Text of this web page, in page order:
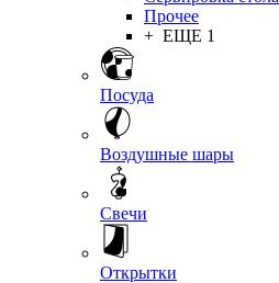
Прочее
+ ЕЩЕ 1
Посуда
Воздушные шары
Свечи
Открытки